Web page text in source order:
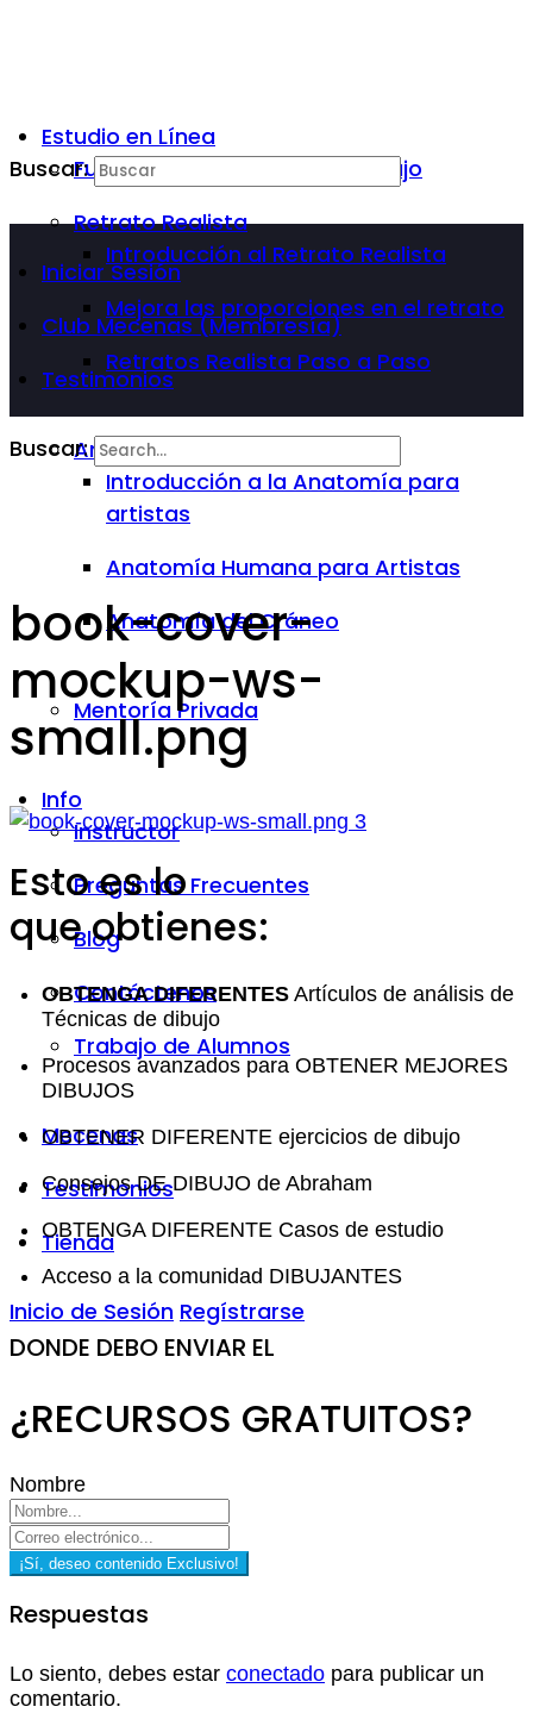
Estudio en Línea
Fundamentos Básicos del Dibujo
Retrato Realista
Introducción al Retrato Realista
Mejora las proporciones en el retrato
Retratos Realista Paso a Paso
Anatomía Para Artista
Introducción a la Anatomía para
artistas
Anatomía Humana para Artistas
Anatomía del Cráneo
Mentoría Privada
Info
Instructor
Preguntas Frecuentes
Blog
Contáctenos
Trabajo de Alumnos
Mecenas
Testimonios
Tienda
Inicio de Sesión Regístrarse
Buscar:
Iniciar Sesión
Club Mecenas (Membresía)
Testimonios
Buscar:
book-cover-
mockup-ws-
small.png
Esto es lo
que obtienes:
OBTENGA DIFERENTES Artículos de análisis de
Técnicas de dibujo
Procesos avanzados para OBTENER MEJORES
DIBUJOS
OBTENER DIFERENTE ejercicios de dibujo
Consejos DE DIBUJO de Abraham
OBTENGA DIFERENTE Casos de estudio
Acceso a la comunidad DIBUJANTES
DONDE DEBO ENVIAR EL
¿RECURSOS GRATUITOS?
Nombre
¡Sí, deseo contenido Exclusivo!
Respuestas
Lo siento, debes estar conectado para publicar un
comentario.